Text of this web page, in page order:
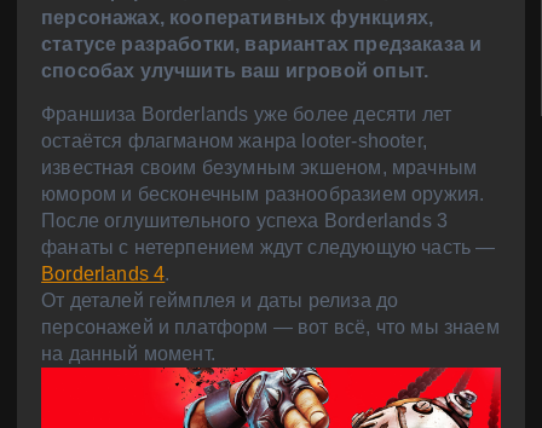
персонажах, кооперативных функциях,
статусе разработки, вариантах предзаказа и
способах улучшить ваш игровой опыт.
Франшиза Borderlands уже более десяти лет
остаётся флагманом жанра looter-shooter,
известная своим безумным экшеном, мрачным
юмором и бесконечным разнообразием оружия.
После оглушительного успеха Borderlands 3
фанаты с нетерпением ждут следующую часть —
Borderlands 4.
От деталей геймплея и даты релиза до
персонажей и платформ — вот всё, что мы знаем
на данный момент.